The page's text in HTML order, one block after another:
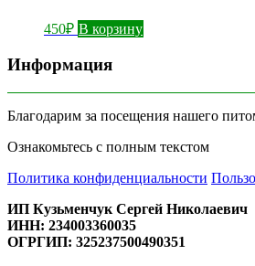
450₽ В корзину
Информация
Благодарим за посещения нашего
Ознакомьтесь с полным текстом
Политика конфиденциальности
ИП Кузьменчук Сергей Николаевич
ИНН: 234003360035
ОГРГИП: 325237500490351